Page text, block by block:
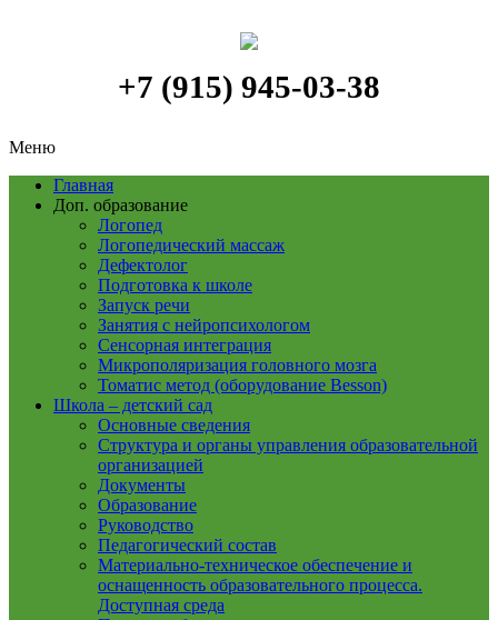
+7 (915) 945-03-38
Меню
Главная
Доп. образование
Логопед
Логопедический массаж
Дефектолог
Подготовка к школе
Запуск речи
Занятия с нейропсихологом
Сенсорная интеграция
Микрополяризация головного мозга
Томатис метод (оборудование Besson)
Школа – детский сад
Основные сведения
Структура и органы управления образовательной
организацией
Документы
Образование
Руководство
Педагогический состав
Материально-техническое обеспечение и
оснащенность образовательного процесса.
Доступная среда